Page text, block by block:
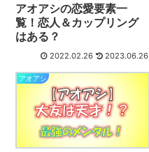
アオアシの恋愛要素一
覧！恋人＆カップリング
はある？
2022.02.26 2023.06.26
アオアシ